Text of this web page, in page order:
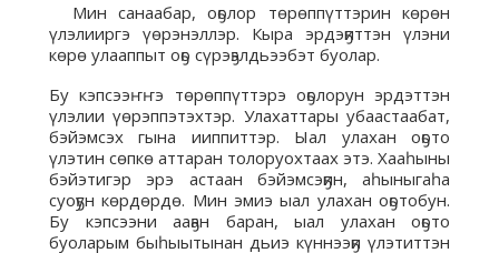
Мин санаабар, оҕолор төрөппүттэрин көрөн
үлэлииргэ үөрэнэллэр. Кыра эрдэҕиттэн үлэни
көрө улааппыт оҕо сүрэҕэлдьээбэт буолар.
Бу кэпсээҥҥэ төрөппүттэрэ оҕолорун эрдэттэн
үлэлии үөрэппэтэхтэр. Улахаттары убаастаабат,
бэйэмсэх гына ииппиттэр. Ыал улахан оҕото
үлэтин сөпкө аттаран толоруохтаах этэ. Хааһыны
бэйэтигэр эрэ астаан бэйэмсэҕин, аһыныгаһа
суоҕун көрдөрдө. Мин эмиэ ыал улахан оҕотобун.
Бу кэпсээни ааҕан баран, ыал улахан оҕото
буоларым быһыытынан дьиэ күннээҕи үлэтиттэн